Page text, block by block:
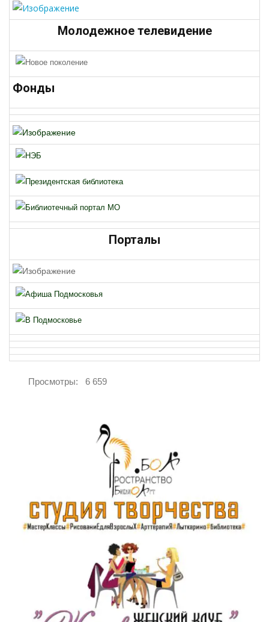
Молодежное телевидение
Фонды
Порталы
Просмотры: 6 659